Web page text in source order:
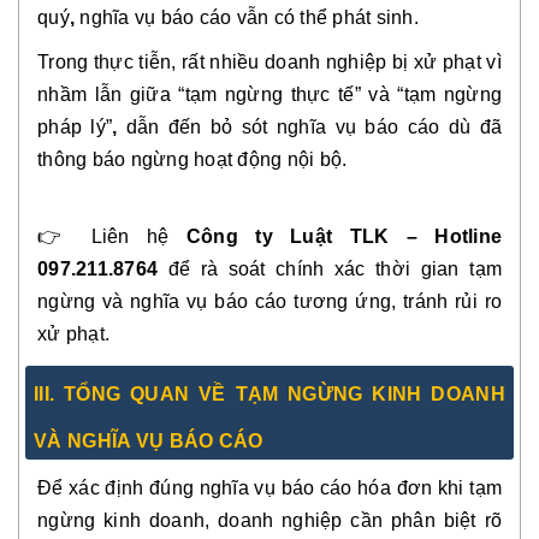
quý, nghĩa vụ báo cáo vẫn có thể phát sinh.
Trong thực tiễn, rất nhiều doanh nghiệp bị xử phạt vì
nhầm lẫn giữa “tạm ngừng thực tế” và “tạm ngừng
pháp lý”, dẫn đến bỏ sót nghĩa vụ báo cáo dù đã
thông báo ngừng hoạt động nội bộ.
👉 Liên hệ Công ty Luật TLK – Hotline
097.211.8764 để rà soát chính xác thời gian tạm
ngừng và nghĩa vụ báo cáo tương ứng, tránh rủi ro
xử phạt.
III. TỔNG QUAN VỀ TẠM NGỪNG KINH DOANH
VÀ NGHĨA VỤ BÁO CÁO
Để xác định đúng nghĩa vụ báo cáo hóa đơn khi tạm
ngừng kinh doanh, doanh nghiệp cần phân biệt rõ